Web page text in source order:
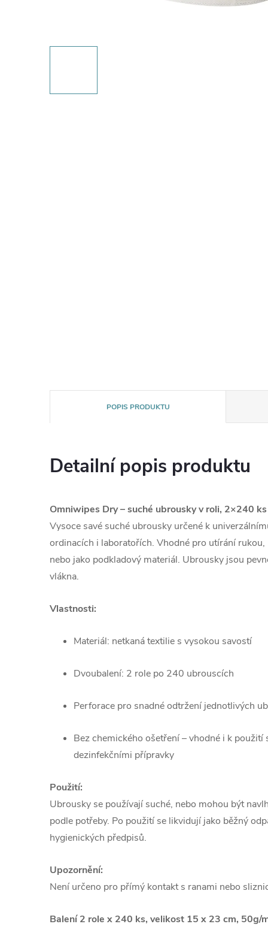
POPIS PRODUKTU
Detailní popis produktu
Omniwipes Dry – suché ubrousky v roli, 2×240 ks
Vysoce savé suché ubrousky určené k
ordinacích i laboratořích. Vhodné pro utírání
nebo jako podkladový materiál. Ubrousky jsou
vlákna.
Vlastnosti:
Materiál: netkaná textilie s vysokou savostí
Dvoubalení: 2 role po 240 ubrouscích
Perforace pro snadné odtržení jednotlivých
Bez chemického ošetření – vhodné i k
dezinfekčními přípravky
Použití:
Ubrousky se používají suché, nebo mohou být
podle potřeby. Po použití se likvidují jako běžný
hygienických předpisů.
Upozornění:
Není určeno pro přímý kontakt s ranami nebo
Balení 2 role x 240 ks, velikost 15 x 23 cm, 50g/